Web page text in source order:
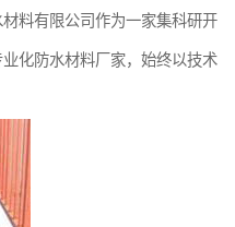
料有限公司作为一家集科研开
化防水材料厂家，始终以技术
聚氯乙烯防水卷材